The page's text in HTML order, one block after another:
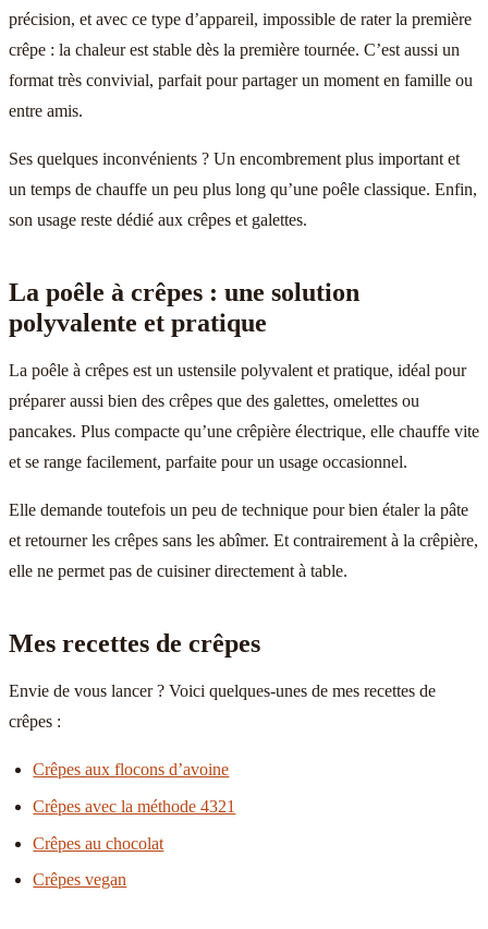
précision, et avec ce type d’appareil, impossible de rater la première
crêpe : la chaleur est stable dès la première tournée. C’est aussi un
format très convivial, parfait pour partager un moment en famille ou
entre amis.
Ses quelques inconvénients ? Un encombrement plus important et
un temps de chauffe un peu plus long qu’une poêle classique. Enfin,
son usage reste dédié aux crêpes et galettes.
La poêle à crêpes : une solution
polyvalente et pratique
La poêle à crêpes est un ustensile polyvalent et pratique, idéal pour
préparer aussi bien des crêpes que des galettes, omelettes ou
pancakes. Plus compacte qu’une crêpière électrique, elle chauffe vite
et se range facilement, parfaite pour un usage occasionnel.
Elle demande toutefois un peu de technique pour bien étaler la pâte
et retourner les crêpes sans les abîmer. Et contrairement à la crêpière,
elle ne permet pas de cuisiner directement à table.
Mes recettes de crêpes
Envie de vous lancer ? Voici quelques-unes de mes recettes de
crêpes :
Crêpes aux flocons d’avoine
Crêpes avec la méthode 4321
Crêpes au chocolat
Crêpes vegan